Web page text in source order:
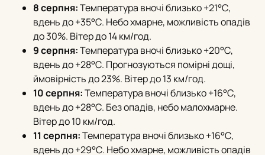
8 серпня:Температура вночі близько +21°С,
вдень до +35°С. Небо хмарне, можливість опадів
до 30%. Вітер до 14 км/год.
9 серпня:Температура вночі близько +20°С,
вдень до +28°С. Прогнозуються помірні дощі,
ймовірність до 23%. Вітер до 13 км/год.
10 серпня:Температура вночі близько +16°С,
вдень до +28°С. Без опадів, небо малохмарне.
Вітер до 10 км/год.
11 серпня:Температура вночі близько +16°С,
вдень до +29°С. Небо хмарне, можливість опадів